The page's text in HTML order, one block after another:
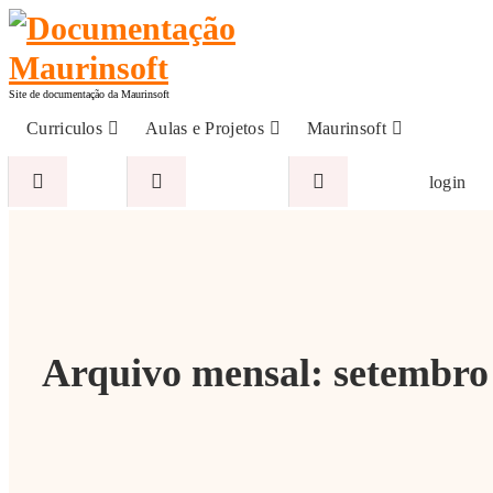
Pular
para
o
conteúdo
Site de documentação da Maurinsoft
Curriculos Aulas e Projetos Maurinsoft
login
Arquivo mensal: setembro